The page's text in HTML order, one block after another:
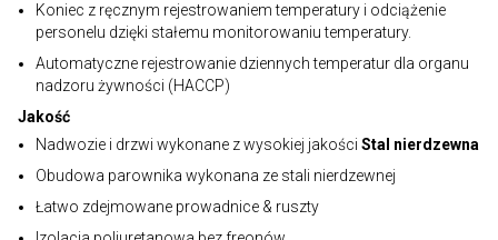
Koniec z ręcznym rejestrowaniem temperatury i odciążenie
personelu dzięki stałemu monitorowaniu temperatury.
Automatyczne rejestrowanie dziennych temperatur dla organu
nadzoru żywności (HACCP)
Jakość
Nadwozie i drzwi wykonane z wysokiej jakości Stal nierdzewna
Obudowa parownika wykonana ze stali nierdzewnej
Łatwo zdejmowane prowadnice & ruszty